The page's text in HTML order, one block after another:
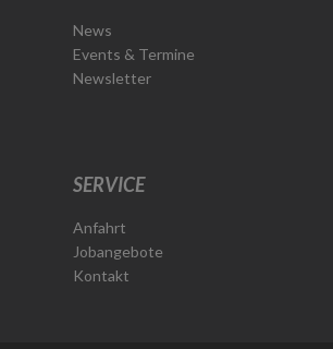
News
Events & Termine
Newsletter
SERVICE
Anfahrt
Jobangebote
Kontakt